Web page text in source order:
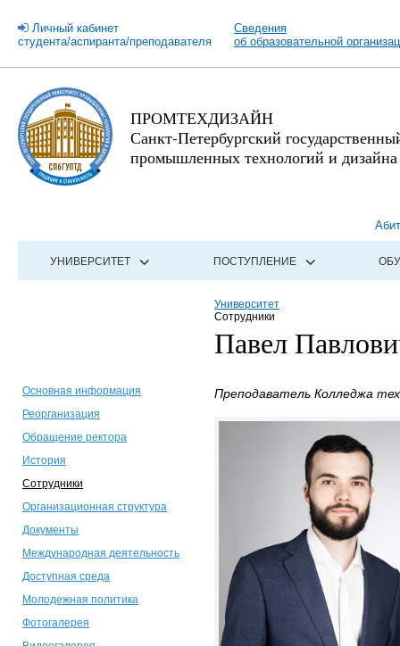
Личный кабинет
студента/аспиранта/преподавателя
Сведения
об образовательной
ПРОМТЕХДИЗАЙН
Санкт-Петербургский
промышленных технологий и дизайна
УНИВЕРСИТЕТ ПОСТУПЛЕНИЕ
Университет
Сотрудники
Павел
Основная информация
Реорганизация
Обращение ректора
История
Сотрудники
Организационная структура
Документы
Международная деятельность
Доступная среда
Молодежная политика
Фотогалерея
Преподаватель Колледжа